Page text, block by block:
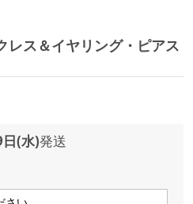
ス＆イヤリング・ピアス
(水)発送